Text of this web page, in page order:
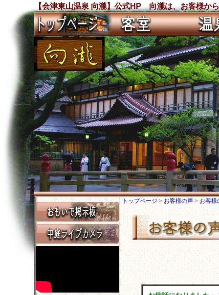
【会津東山温泉 向瀧】公式HP 向瀧は、お客様か
トップページ> お客様の声 > お客